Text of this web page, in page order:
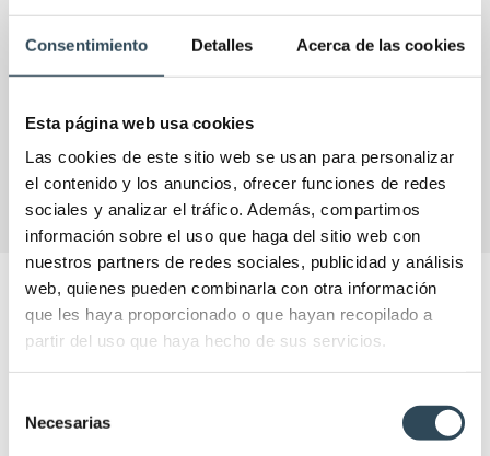
Consentimiento Detalles Acerca de las cookies
Esta página web usa cookies
Las cookies de este sitio web se usan para personalizar
el contenido y los anuncios, ofrecer funciones de redes
sociales y analizar el tráfico. Además, compartimos
información sobre el uso que haga del sitio web con
nuestros partners de redes sociales, publicidad y análisis
web, quienes pueden combinarla con otra información
que les haya proporcionado o que hayan recopilado a
partir del uso que haya hecho de sus servicios.
Necesarias
NOTICIAS IFSES
Las últimas actualizaciones y novedades en el
sector para que puedas enriquecer tu experiencia